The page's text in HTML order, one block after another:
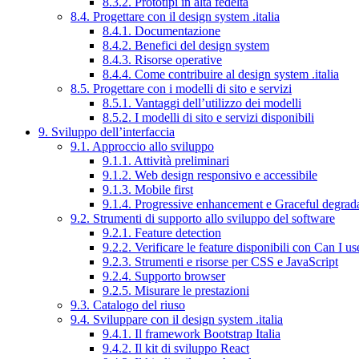
8.4. Progettare con il design system .italia
8.4.1. Documentazione
8.4.2. Benefici del design system
8.4.3. Risorse operative
8.4.4. Come contribuire al design system .italia
8.5. Progettare con i modelli di sito e servizi
8.5.1. Vantaggi dell’utilizzo dei modelli
8.5.2. I modelli di sito e servizi disponibili
9. Sviluppo dell’interfaccia
9.1. Approccio allo sviluppo
9.1.1. Attività preliminari
9.1.2. Web design responsivo e accessibile
9.1.3. Mobile first
9.1.4. Progressive enhancement e Graceful
9.2. Strumenti di supporto allo sviluppo del software
9.2.1. Feature detection
9.2.2. Verificare le feature disponibili con Can I
9.2.3. Strumenti e risorse per CSS e JavaScript
9.2.4. Supporto browser
9.2.5. Misurare le prestazioni
9.3. Catalogo del riuso
9.4. Sviluppare con il design system .italia
9.4.1. Il framework Bootstrap Italia
9.4.2. Il kit di sviluppo React